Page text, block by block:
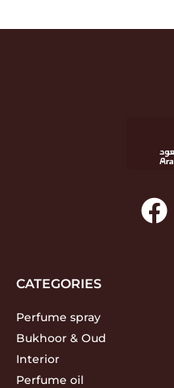
CATEGORIES
Perfume spray
Bukhoor & Oud
Interior
Perfume oil